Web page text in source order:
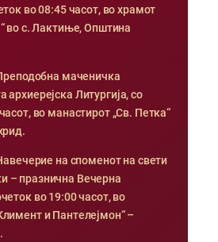
во 08:45 часот, во храмот
во с. Лактиње, Општина
маченичка
архиерејска Литургија, со
во манастирот „Св. Петка“
на споменот на свети
– празнична Вечерна
во 19:00 часот, во
и Пантелејмон“ –